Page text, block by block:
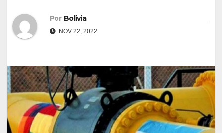
Por Bolivia
NOV 22, 2022